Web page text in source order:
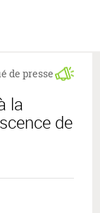
la
de
de presse